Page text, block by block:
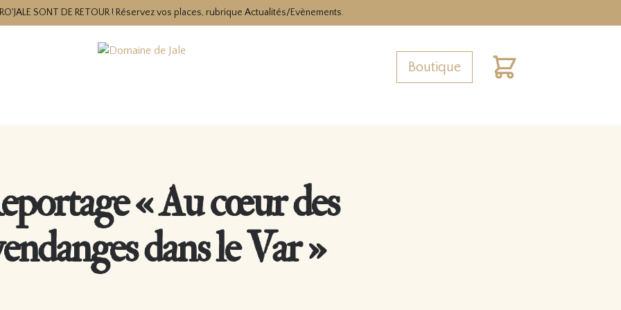
SONT DE RETOUR ! Réservez vos places, rubrique Actualités/Evènements.
Boutique
Cart
« Au cœur des
dans le Var »